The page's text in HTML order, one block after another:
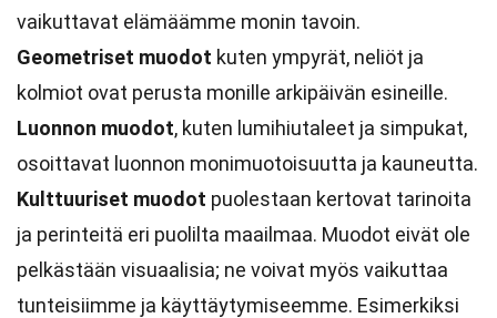
vaikuttavat elämäämme monin tavoin.
Geometriset muodot kuten ympyrät, neliöt ja
kolmiot ovat perusta monille arkipäivän esineille.
Luonnon muodot, kuten lumihiutaleet ja simpukat,
osoittavat luonnon monimuotoisuutta ja kauneutta.
Kulttuuriset muodot puolestaan kertovat tarinoita
ja perinteitä eri puolilta maailmaa. Muodot eivät ole
pelkästään visuaalisia; ne voivat myös vaikuttaa
tunteisiimme ja käyttäytymiseemme. Esimerkiksi